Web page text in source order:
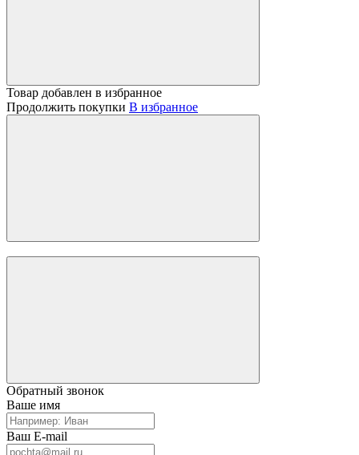
Товар добавлен в избранное
Продолжить покупки В избранное
Обратный звонок
Ваше имя
Ваш E-mail